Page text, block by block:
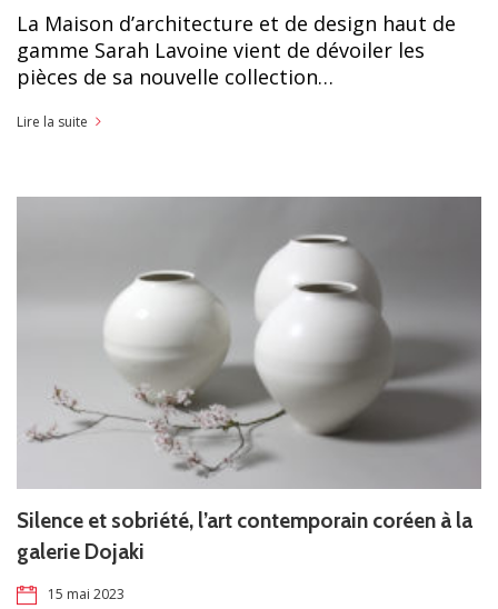
La Maison d’architecture et de design haut de
gamme Sarah Lavoine vient de dévoiler les
pièces de sa nouvelle collection…
Lire la suite
Silence et sobriété, l’art contemporain coréen à la
galerie Dojaki
15 mai 2023